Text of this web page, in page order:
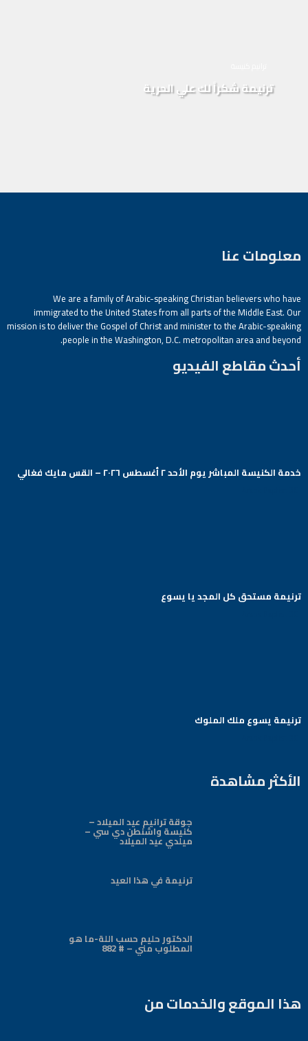
ترنيمة شكراً لك علي الحرية
معلومات عنا
We are a family of Arabic-speaking Christian believers who have
immigrated to the United States from all parts of the Middle East. Our
mission is to deliver the Gospel of Christ and minister to the Arabic-speaking
people in the Washington, D.C. metropolitan area and beyond.
أحدث مقاطع الفيديو
خدمة الكنيسة المباشر يوم الأحد ٢ أغسطس ٢٠٢٦ – القس مايك فغالي
ترنيمة مستحق كل المجد يا يسوع
ترنيمة يسوع ملك الملوك
الأكثر مشاهدة
جوقة ترانيم عيد الميلاد –
كنيسة واشنطن دي سي –
ميلدي عيد الميلاد
ترنيمة في هذا العيد
الدكتور حليم حسب اللة-ما هو
المطلوب مني – # 882
هذا الموقع والخدمات من